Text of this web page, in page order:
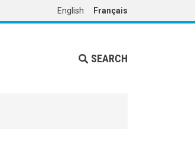
English Français
SEARCH